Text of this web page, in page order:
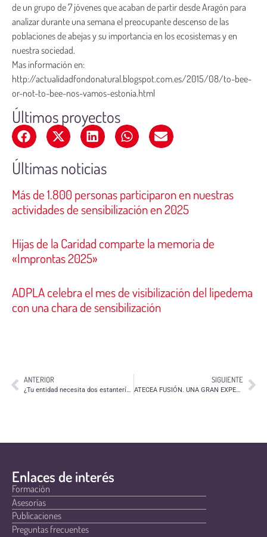
de un grupo de 7 jóvenes que acaban de partir desde Aragón para
analizar durante una semana el preocupante descenso de las
poblaciones de abejas y su importancia en los ecosistemas y en
nuestra sociedad.
Mas información en:
http://actualidadfondonatural.blogspot.com.es/2015/08/to-bee-
or-not-to-bee-nos-vamos-estonia.html
Últimos proyectos
Últimas noticias
Más de 1.800 personas participaron en nuestras
actividades de sensibilización en 2025
Hijas de la Caridad comparte la memoria de
«Improntas 2025»
ADPLA celebra el mes de visibilización del lipedema
con una chara de sensibilización
ANTERIOR
¿Tu entidad necesita dos estanterías grandes?
SIGUIENTE
ATECEA FUSIÓN. UNA GRAN EXPERIENCIA EN NUESTRO CENTRO JUNTO A NIÑOS
Enlaces de interés
Formación
Asesorías
Publicaciones
Preguntas frecuentes